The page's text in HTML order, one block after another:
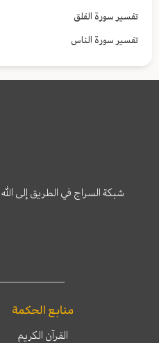
تفسير سورة الفلق
تفسير سورة الناس
شبكة السراج في الطريق إلى
منابع الحكمة
القرآن الكريم